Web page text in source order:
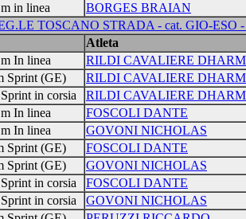
in linea
BORGES BRAIAN
TOSCANO STRADA - cat. GIO-ESO
Atleta
In linea
RILDI CAVALIERE
Sprint (GE)
RILDI CAVALIERE
in corsia
RILDI CAVALIERE
In linea
FOSCOLI DANTE
In linea
GOVONI NICHOLAS
Sprint (GE)
FOSCOLI DANTE
Sprint (GE)
GOVONI NICHOLAS
in corsia
FOSCOLI DANTE
in corsia
GOVONI NICHOLAS